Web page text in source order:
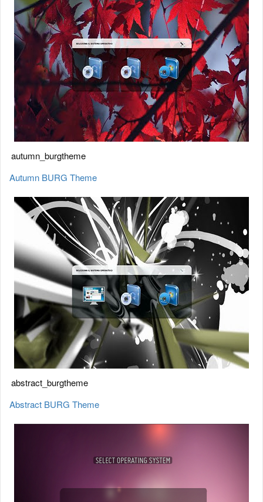
autumn_burgtheme
Autumn BURG Theme
abstract_burgtheme
Abstract BURG Theme